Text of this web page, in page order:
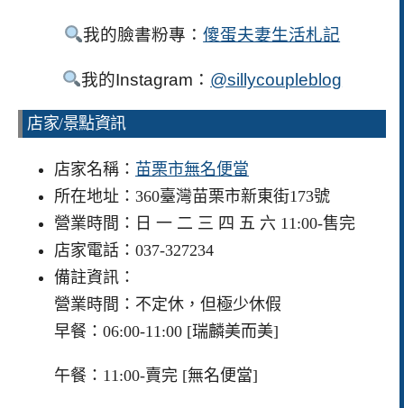
我的臉書粉專：傻蛋夫妻生活札記
我的Instagram： @sillycoupleblog
店家/景點資訊
店家名稱： 苗栗市無名便當
所在地址：360臺灣苗栗市新東街173號
營業時間：日 一 二 三 四 五 六 11:00-售完
店家電話：037-327234
備註資訊：
營業時間：不定休，但極少休假
早餐：06:00-11:00 [瑞麟美而美]
午餐：11:00-賣完 [無名便當]